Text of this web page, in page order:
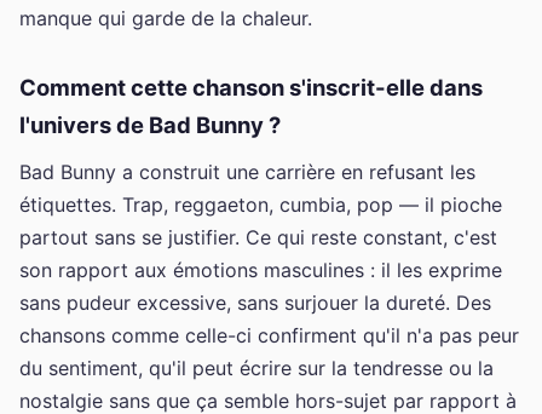
manque qui garde de la chaleur.
Comment cette chanson s'inscrit-elle dans
l'univers de Bad Bunny ?
Bad Bunny a construit une carrière en refusant les
étiquettes. Trap, reggaeton, cumbia, pop — il pioche
partout sans se justifier. Ce qui reste constant, c'est
son rapport aux émotions masculines : il les exprime
sans pudeur excessive, sans surjouer la dureté. Des
chansons comme celle-ci confirment qu'il n'a pas peur
du sentiment, qu'il peut écrire sur la tendresse ou la
nostalgie sans que ça semble hors-sujet par rapport à